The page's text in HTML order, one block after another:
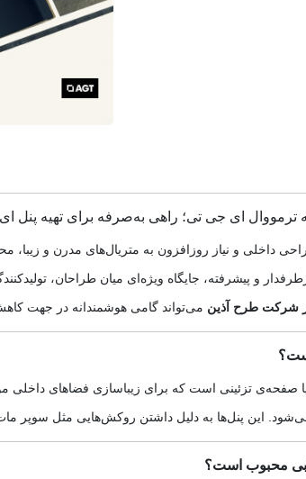
ترمووال ای جی تی؛ راهی به‌صرفه برای تهیه پنل
داخلی و نیاز روزافزون به متریال‌های مدرن و زیبا،
و پیشرفته، جایگاه ویژه‌ای میان طراحان،
شرکت طرح آذین می‌تواند گامی هوشمندانه در جهت
صفحه‌ی تزئینی است که برای زیباسازی فضاهای داخلی
این پنل‌ها به دلیل داشتن روکش‌هایی مثل سوپر مات،
محبوب است؟